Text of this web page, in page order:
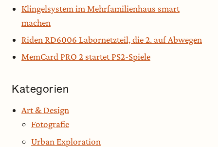
Klingelsystem im Mehrfamilienhaus smart
machen
Riden RD6006 Labornetzteil, die 2. auf Abwegen
MemCard PRO 2 startet PS2-Spiele
Kategorien
Art & Design
Fotografie
Urban Exploration